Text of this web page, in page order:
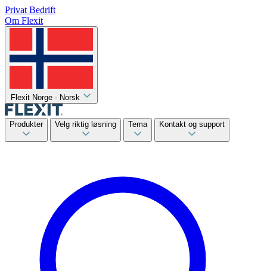
Privat Bedrift
Om Flexit
Flexit Norge - Norsk
Produkter Velg riktig løsning Tema Kontakt og support